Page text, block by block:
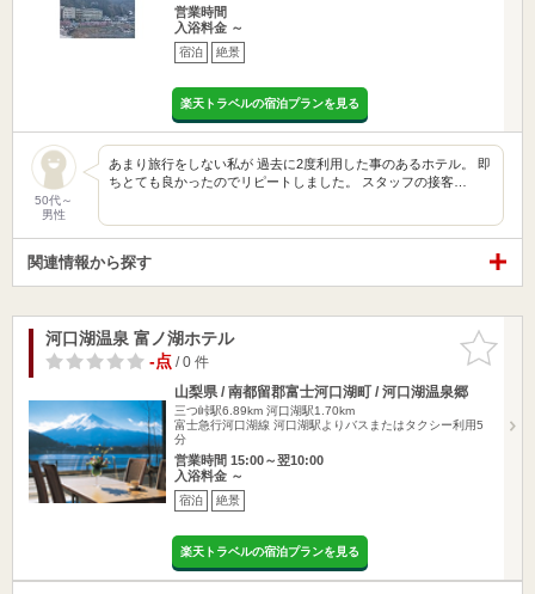
営業時間
入浴料金 ～
宿泊 絶景
楽天トラベルの宿泊プランを見る
50代～
男性
あまり旅行をしない私が 過去に2度利用した事のあるホテル。 即
ちとても良かったのでリピートしました。 スタッフの接客…
関連情報から探す
お気に入
りに追加
河口湖温泉 富ノ湖ホテル
-点/ 0 件
山梨県 / 南都留郡富士河口湖町 / 河口湖温泉郷
三つ峠駅6.89km 河口湖駅1.70km
富士急行河口湖線 河口湖駅よりバスまたはタクシー利用5
分
営業時間 15:00～翌10:00
入浴料金 ～
宿泊 絶景
楽天トラベルの宿泊プランを見る